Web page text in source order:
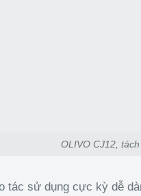
OLIVO CJ12,
tác sử dụng cực kỳ dễ